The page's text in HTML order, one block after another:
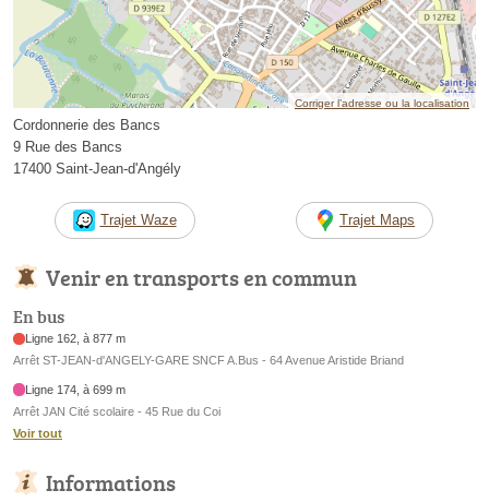
Corriger l’adresse ou la localisation
Cordonnerie des Bancs
9 Rue des Bancs
17400 Saint-Jean-d'Angély
Trajet Waze Trajet Maps
Venir en transports en commun
En bus
Ligne 162, à 877 m
Arrêt ST-JEAN-d'ANGELY-GARE SNCF A.Bus - 64 Avenue Aristide Briand
Ligne 174, à 699 m
Arrêt JAN Cité scolaire - 45 Rue du Coi
Voir tout
Informations